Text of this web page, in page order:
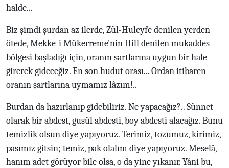
halde...
Biz şimdi şurdan az ilerde, Zül-Huleyfe denilen yerden
ötede, Mekke-i Mükerreme'nin Hill denilen mukaddes
bölgesi başladığı için, oranın şartlarına uygun bir hale
girerek gideceğiz. En son hudut orası... Ordan itibaren
oranın şartlarına uymamız lâzım!..
Burdan da hazırlanıp gidebiliriz. Ne yapacağız?.. Sünnet
olarak bir abdest, gusül abdesti, boy abdesti alacağız. Bunu
temizlik olsun diye yapıyoruz. Terimiz, tozumuz, kirimiz,
pasımız gitsin; temiz, pak olalım diye yapıyoruz. Meselâ,
hanım adet görüyor bile olsa, o da yine yıkanır. Yâni bu,